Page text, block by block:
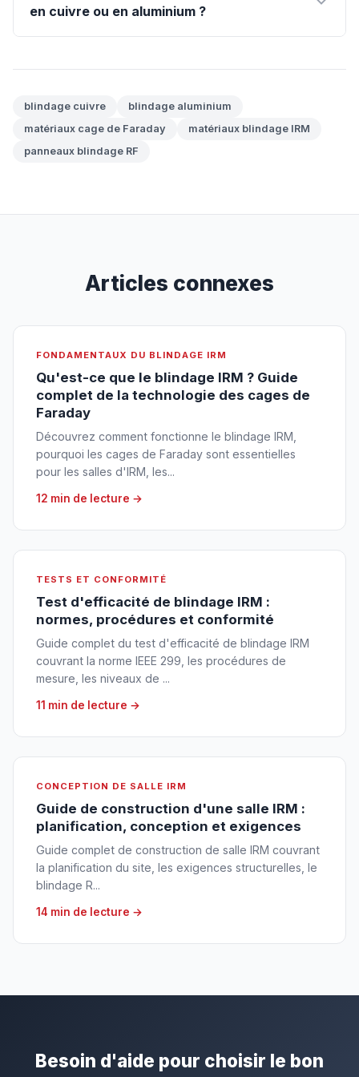
en cuivre ou en aluminium ?
blindage cuivre
blindage aluminium
matériaux cage de Faraday
matériaux blindage IRM
panneaux blindage RF
Articles connexes
FONDAMENTAUX DU BLINDAGE IRM
Qu'est-ce que le blindage IRM ? Guide
complet de la technologie des cages de
Faraday
Découvrez comment fonctionne le blindage IRM,
pourquoi les cages de Faraday sont essentielles
pour les salles d'IRM, les...
12 min de lecture →
TESTS ET CONFORMITÉ
Test d'efficacité de blindage IRM :
normes, procédures et conformité
Guide complet du test d'efficacité de blindage IRM
couvrant la norme IEEE 299, les procédures de
mesure, les niveaux de ...
11 min de lecture →
CONCEPTION DE SALLE IRM
Guide de construction d'une salle IRM :
planification, conception et exigences
Guide complet de construction de salle IRM couvrant
la planification du site, les exigences structurelles, le
blindage R...
14 min de lecture →
Besoin d'aide pour choisir le bon